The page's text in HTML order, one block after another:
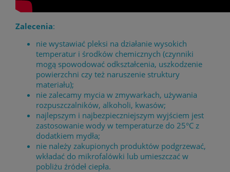
Zalecenia:
nie wystawiać pleksi na działanie wysokich
temperatur i środków chemicznych (czynniki
mogą spowodować odkształcenia, uszkodzenie
powierzchni czy też naruszenie struktury
materiału);
nie zalecamy mycia w zmywarkach, używania
rozpuszczalników, alkoholi, kwasów;
najlepszym i najbezpieczniejszym wyjściem jest
zastosowanie wody w temperaturze do 25°C z
dodatkiem mydła;
nie należy zakupionych produktów podgrzewać,
wkładać do mikrofalówki lub umieszczać w
pobliżu źródeł ciepła.